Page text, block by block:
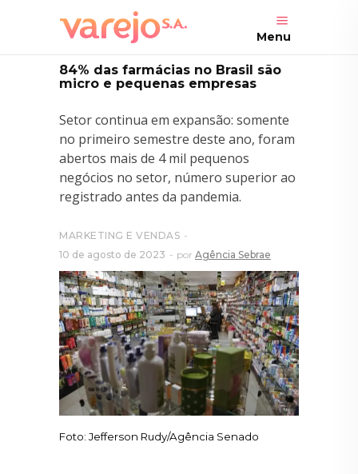
Menu
84% das farmácias no Brasil são
micro e pequenas empresas
Setor continua em expansão: somente
no primeiro semestre deste ano, foram
abertos mais de 4 mil pequenos
negócios no setor, número superior ao
registrado antes da pandemia.
MARKETING E VENDAS
10 de agosto de 2023
por Agência Sebrae
Foto: Jefferson Rudy/Agência Senado